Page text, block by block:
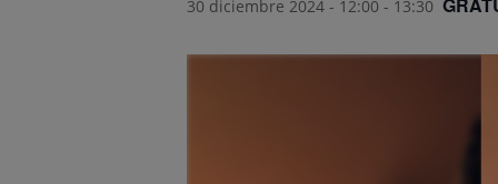
30 diciembre 2024 - 12:00 - 13:30